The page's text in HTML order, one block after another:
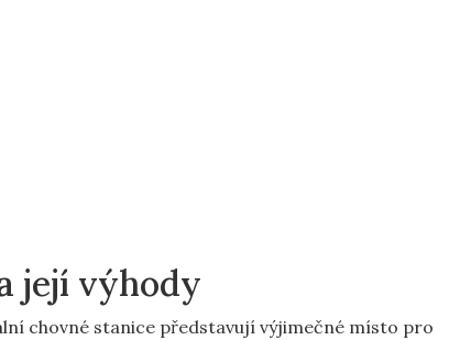
⁢její výhody
chovné⁤ stanice představují výjimečné místo pro